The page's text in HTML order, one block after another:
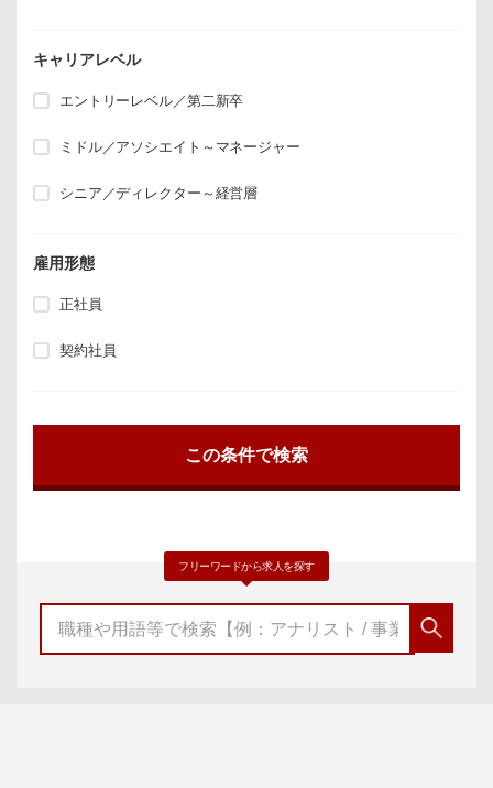
キャリアレベル
エントリーレベル／第二新卒
ミドル／アソシエイト～マネージャー
シニア／ディレクター～経営層
雇用形態
正社員
契約社員
フリーワードから求人を探す